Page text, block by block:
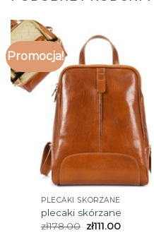
Promocja!
PLECAKI SKÓRZANE
plecaki skórzane
zł178.00 zł111.00